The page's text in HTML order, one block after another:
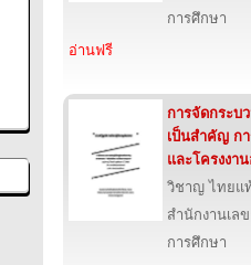
การศึกษา
อ่านฟรี
การจัดกระบ
เป็นสำคัญ ก
และโครงงา
วิชาญ ไทยแ
สำนักงานเล
การศึกษา